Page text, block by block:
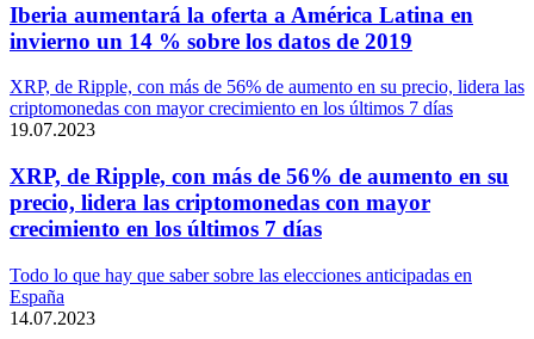
Iberia aumentará la oferta a América Latina en
invierno un 14 % sobre los datos de 2019
XRP, de Ripple, con más de 56% de aumento en su precio, lidera las
criptomonedas con mayor crecimiento en los últimos 7 días
19.07.2023
XRP, de Ripple, con más de 56% de aumento en su
precio, lidera las criptomonedas con mayor
crecimiento en los últimos 7 días
Todo lo que hay que saber sobre las elecciones anticipadas en
España
14.07.2023